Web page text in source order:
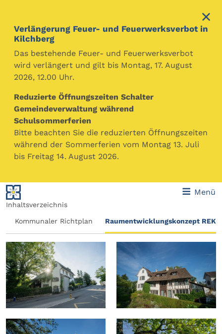
Verlängerung Feuer- und Feuerwerksverbot in
Kilchberg
Das bestehende Feuer- und Feuerwerksverbot
wird verlängert und gilt bis Montag, 17. August
2026, 12.00 Uhr.
Reduzierte Öffnungszeiten Schalter
Gemeindeverwaltung während
Schulsommerferien
Bitte beachten Sie die reduzierten Öffnungszeiten
während der Sommerferien vom Montag 13. Juli
bis Freitag 14. August 2026.
Menü
Gemeinde Kilchberg
Bauvorschriften, Heimat- & Denkmalschutz
Die Identität und das Ortsbild von Kilchberg werden
wesentlich mitgeprägt durch diverse prägende
historische Häuser und Liegenschaften. Der Schutz,
Erhalt und die Pflege dieser Kultur- und
Inhaltsverzeichnis
Kommunaler Richtplan Raumentwicklungskonzept REK